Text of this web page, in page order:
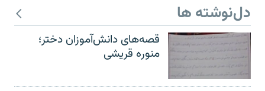
دل‌نوشته ها
قصه‌های دانش‌آموزان دختر؛
منوره قریشی